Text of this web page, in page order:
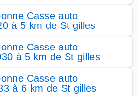
Casse auto
à 5 km de St gilles
Casse auto
à 5 km de St gilles
Casse auto
à 6 km de St gilles